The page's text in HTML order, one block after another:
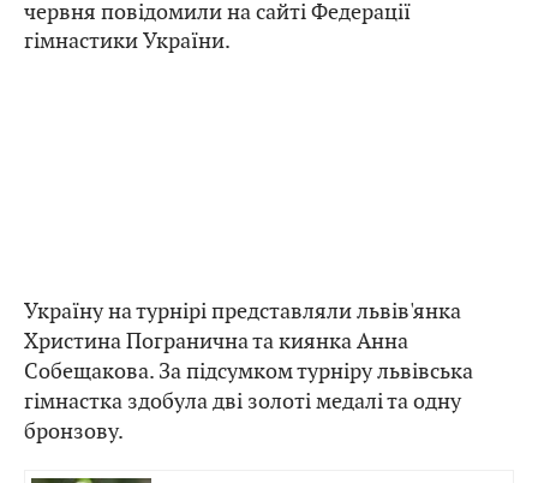
червня повідомили на сайті Федерації
гімнастики України.
Україну на турнірі представляли львів'янка
Христина Погранична та киянка Анна
Собещакова. За підсумком турніру львівська
гімнастка здобула дві золоті медалі та одну
бронзову.